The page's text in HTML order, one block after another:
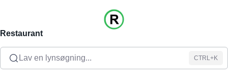
Restaurant
Lav en lynsøgning... CTRL+K